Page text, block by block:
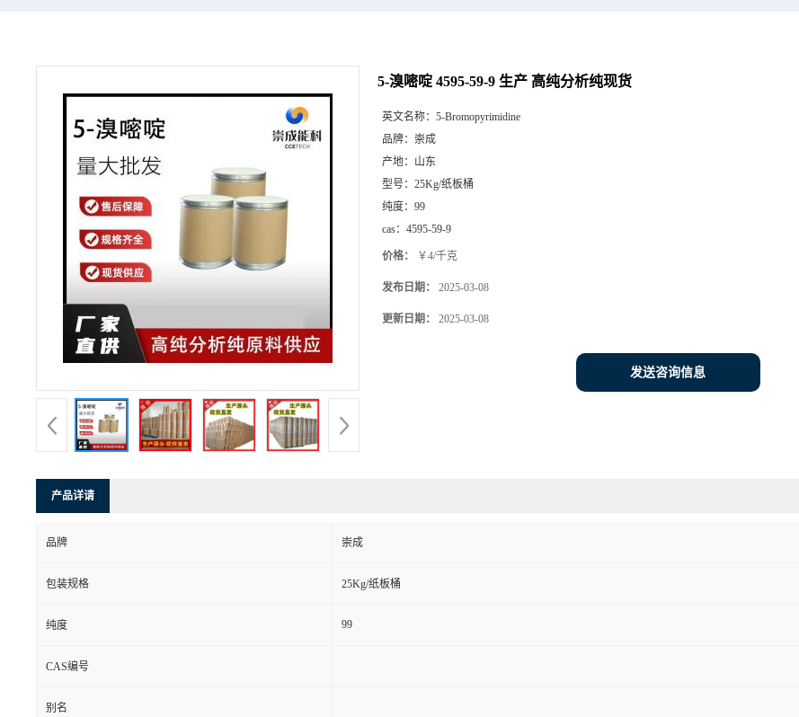
5-溴嘧啶 4595-59-9 生产 高纯分析纯现货
英文名称： 5-Bromopyrimidine
品牌： 崇成
产地： 山东
型号： 25Kg/纸板桶
纯度： 99
cas： 4595-59-9
价格： ￥4/千克
发布日期： 2025-03-08
更新日期： 2025-03-08
发送咨询信息
产品详请
品牌 崇成
包装规格 25Kg/纸板桶
纯度 99
CAS编号
别名